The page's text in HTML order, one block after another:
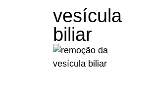
vesícula
biliar